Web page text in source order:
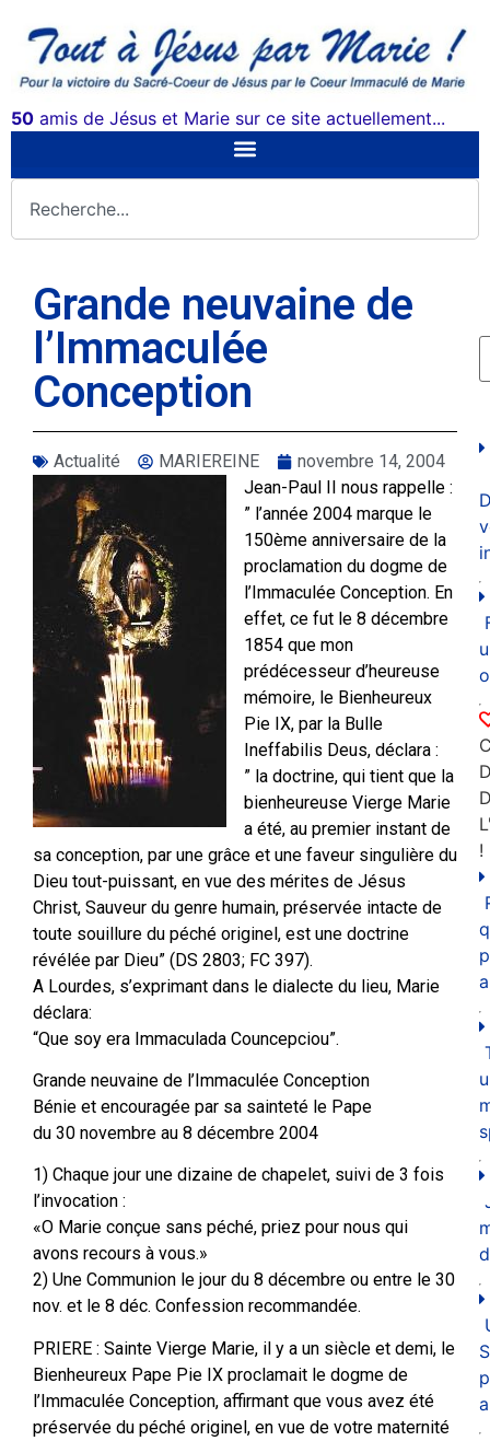
50 amis de Jésus et Marie sur ce site actuellement...
Grande neuvaine de
l’Immaculée
Conception
Actualité MARIEREINE
novembre 14, 2004
Jean-Paul II nous rappelle :
” l’année 2004 marque le
150ème anniversaire de la
proclamation du dogme de
l’Immaculée Conception. En
effet, ce fut le 8 décembre
1854 que mon
prédécesseur d’heureuse
mémoire, le Bienheureux
Pie IX, par la Bulle
Ineffabilis Deus, déclara :
” la doctrine, qui tient que la
bienheureuse Vierge Marie
a été, au premier instant de
sa conception, par une grâce et une faveur singulière du
Dieu tout-puissant, en vue des mérites de Jésus
Christ, Sauveur du genre humain, préservée intacte de
toute souillure du péché originel, est une doctrine
révélée par Dieu” (DS 2803; FC 397).
A Lourdes, s’exprimant dans le dialecte du lieu, Marie
déclara:
“Que soy era Immaculada Councepciou”.
Grande neuvaine de l’Immaculée Conception
Bénie et encouragée par sa sainteté le Pape
du 30 novembre au 8 décembre 2004
1) Chaque jour une dizaine de chapelet, suivi de 3 fois
l’invocation :
«O Marie conçue sans péché, priez pour nous qui
avons recours à vous.»
2) Une Communion le jour du 8 décembre ou entre le 30
nov. et le 8 déc. Confession recommandée.
PRIERE : Sainte Vierge Marie, il y a un siècle et demi, le
Bienheureux Pape Pie IX proclamait le dogme de
l’Immaculée Conception, affirmant que vous avez été
préservée du péché originel, en vue de votre maternité
!